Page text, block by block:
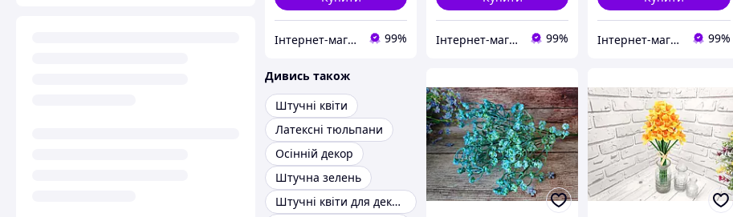
Інтернет-магазин "Хобі-плюс" 99% Інтернет-магазин "Хобі-плюс" 99% Інтернет-магазин "Хобі-плюс" 99%
Дивись також
Штучні квіти
Латексні тюльпани
Осінній декор
Штучна зелень
Штучні квіти для декору